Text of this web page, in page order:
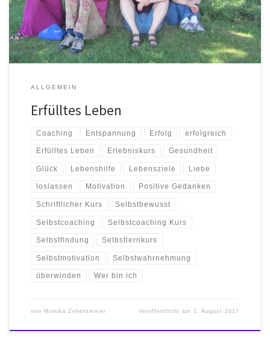
sie nicht entbehren kann. So sind wir auf 4 wesentliche Bereiche
gekommen: glücklich […]
ALLGEMEIN
Erfülltes Leben
Coaching Entspannung Erfolg erfolgreich
Erfülltes Leben Erlebniskurs Gesundheit
Glück Lebenshilfe Lebensziele Liebe
loslassen Motivation Positive Gedanken
Schriftlicher Kurs Selbstbewusst
Selbstcoaching Selbstcoaching Kurs
Selbstfindung Selbstlernkurs
Selbstmotivation Selbstwahrnehmung
überwinden Wer bin ich
von Monika Zehentmeier Veröffentlicht am 1. August 2017